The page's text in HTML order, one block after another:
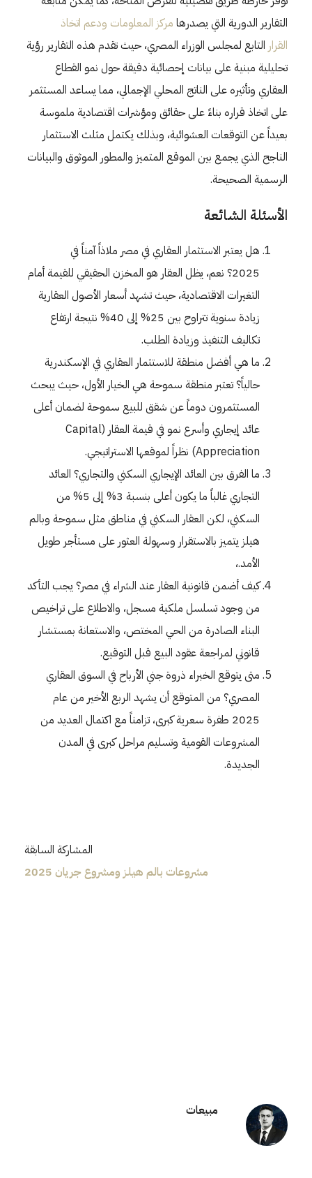
التقارير الدورية التي يصدرها مركز المعلومات ودعم اتخاذ
القرار التابع لمجلس الوزراء المصري، حيث تقدم هذه التقارير رؤية
تحليلية مبنية على بيانات إحصائية دقيقة حول نمو القطاع
العقاري وتأثيره على الناتج المحلي الإجمالي، مما يساعد المستثمر
على اتخاذ قراره بناءً على حقائق ومؤشرات اقتصادية ملموسة
بعيداً عن التوقعات العشوائية، وبذلك يكتمل مثلث الاستثمار
الناجح الذي يجمع بين الموقع المتميز والمطور الموثوق والبيانات
الرسمية الصحيحة.
الأسئلة الشائعة
هل يعتبر الاستثمار العقاري في مصر ملاذاً آمناً في
2025؟ نعم، يظل العقار هو المخزن الحقيقي للقيمة أمام
التغيرات الاقتصادية، حيث تشهد أسعار الأصول العقارية
زيادة سنوية تتراوح بين 25% إلى 40% نتيجة ارتفاع
تكاليف التنفيذ وزيادة الطلب.
ما هي أفضل منطقة للاستثمار العقاري في الإسكندرية
حالياً؟ تعتبر منطقة سموحة هي الخيار الأول، حيث يبحث
المستثمرون دوماً عن شقق للبيع سموحة لضمان أعلى
عائد إيجاري وأسرع نمو في قيمة العقار (Capital
Appreciation) نظراً لموقعها الاستراتيجي.
ما الفرق بين العائد الإيجاري السكني والتجاري؟ العائد
التجاري غالباً ما يكون أعلى بنسبة 3% إلى 5% من
السكني، لكن العقار السكني في مناطق مثل سموحة وبالم
هيلز يتميز بالاستقرار وسهولة العثور على مستأجر طويل
الأمد.،
كيف أضمن قانونية العقار عند الشراء في مصر؟ يجب التأكد
من وجود تسلسل ملكية مسجل، والاطلاع على تراخيص
البناء الصادرة من الحي المختص، والاستعانة بمستشار
قانوني لمراجعة عقود البيع قبل التوقيع.
متى يتوقع الخبراء ذروة جني الأرباح في السوق العقاري
المصري؟ من المتوقع أن يشهد الربع الأخير من عام
2025 طفرة سعرية كبرى، تزامناً مع اكتمال العديد من
المشروعات القومية وتسليم مراحل كبرى في المدن
الجديدة.
المشاركة السابقة
مشروعات بالم هيلز ومشروع جريان 2025
مبيعات